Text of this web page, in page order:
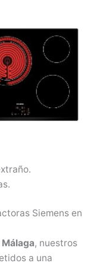
Siemens en
, nuestros
a una